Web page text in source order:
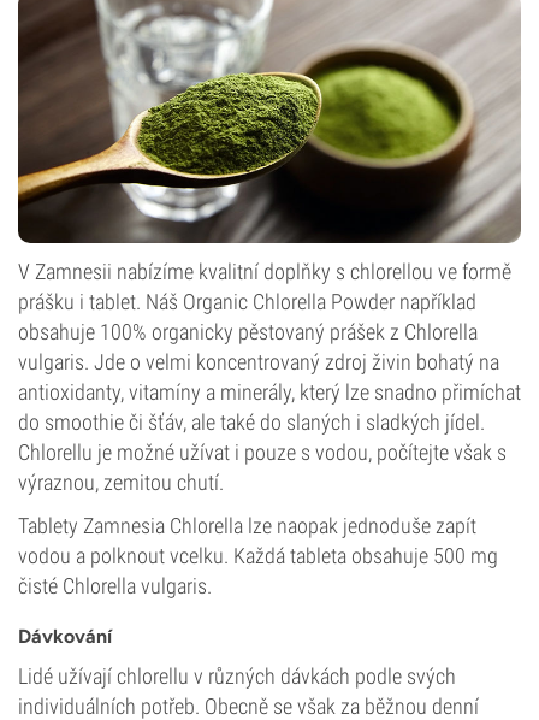
V Zamnesii nabízíme kvalitní doplňky s chlorellou ve formě
prášku i tablet. Náš Organic Chlorella Powder například
obsahuje 100% organicky pěstovaný prášek z Chlorella
vulgaris. Jde o velmi koncentrovaný zdroj živin bohatý na
antioxidanty, vitamíny a minerály, který lze snadno přimíchat
do smoothie či šťáv, ale také do slaných i sladkých jídel.
Chlorellu je možné užívat i pouze s vodou, počítejte však s
výraznou, zemitou chutí.
Tablety Zamnesia Chlorella lze naopak jednoduše zapít
vodou a polknout vcelku. Každá tableta obsahuje 500 mg
čisté Chlorella vulgaris.
Dávkování
Lidé užívají chlorellu v různých dávkách podle svých
individuálních potřeb. Obecně se však za běžnou denní